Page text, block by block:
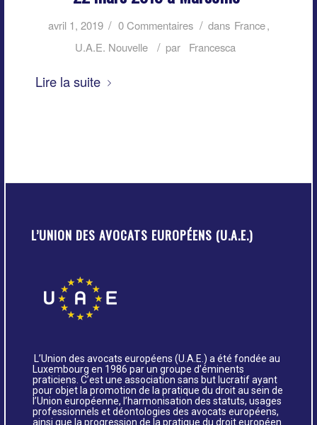
avril 1, 2019 / 0 Commentaires / dans France,
U.A.E. Nouvelle
/ par Francesca
Lire la suite
L’UNION DES AVOCATS EUROPÉENS (U.A.E.)
L’Union des avocats européens (U.A.E.) a été fondée au
Luxembourg en 1986 par un groupe d’éminents
praticiens. C’est une association sans but lucratif ayant
pour objet la promotion de la pratique du droit au sein de
l’Union européenne, l’harmonisation des statuts, usages
professionnels et déontologies des avocats européens,
ainsi que la progression de la pratique du droit européen